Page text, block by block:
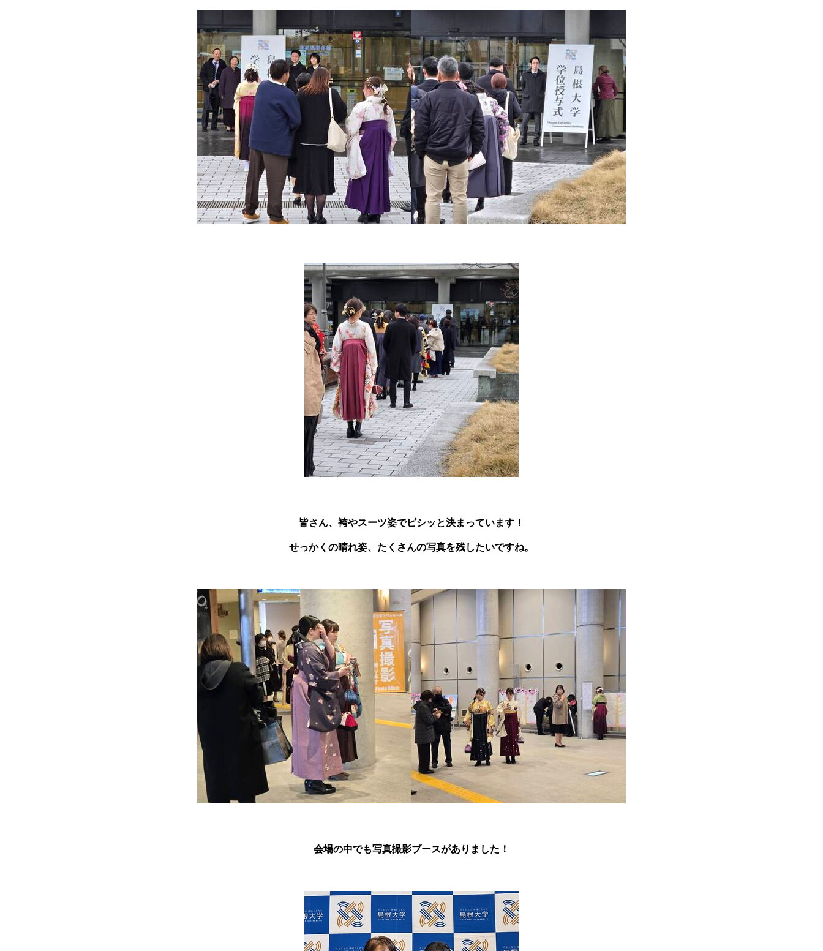
皆さん、袴やスーツ姿でビシッと決まっています！
せっかくの晴れ姿、たくさんの写真を残したいですね。
会場の中でも写真撮影ブースがありました！